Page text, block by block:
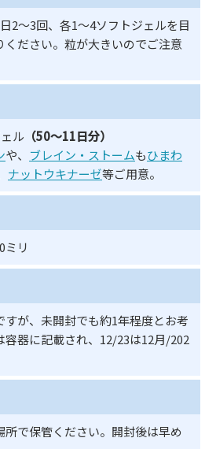
2～3回、各1～4ソフトジェルを目
ださい。粒が大きいのでご注意
ル （50～11日分）
や、 ブレイン・ストームもひまわ
ナットウキナーゼ等ご用意。
ミリ
すが、未開封でも約1年程度とお考
容器に記載され、12/23は12月/202
で保管ください。開封後は早め